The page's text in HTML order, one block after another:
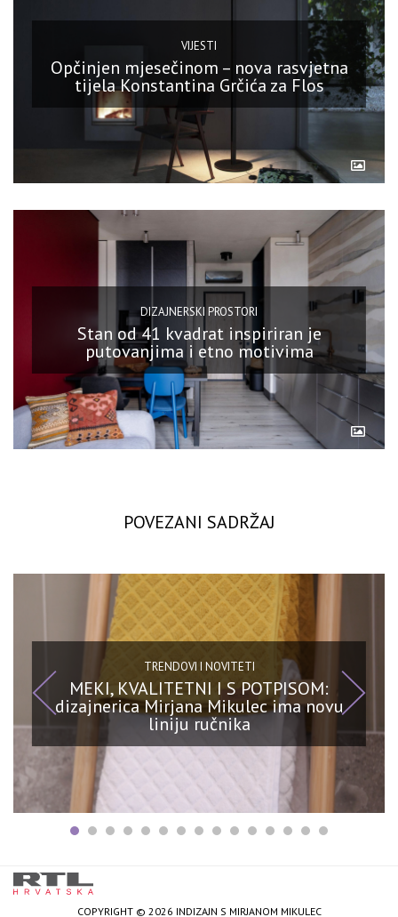
VIJESTI
Opčinjen mjesečinom – nova rasvjetna
tijela Konstantina Grčića za Flos
DIZAJNERSKI PROSTORI
Stan od 41 kvadrat inspiriran je
putovanjima i etno motivima
POVEZANI SADRŽAJ
TRENDOVI I NOVITETI
MEKI, KVALITETNI I S POTPISOM:
dizajnerica Mirjana Mikulec ima novu
liniju ručnika
COPYRIGHT © 2026 INDIZAJN S MIRJANOM MIKULEC